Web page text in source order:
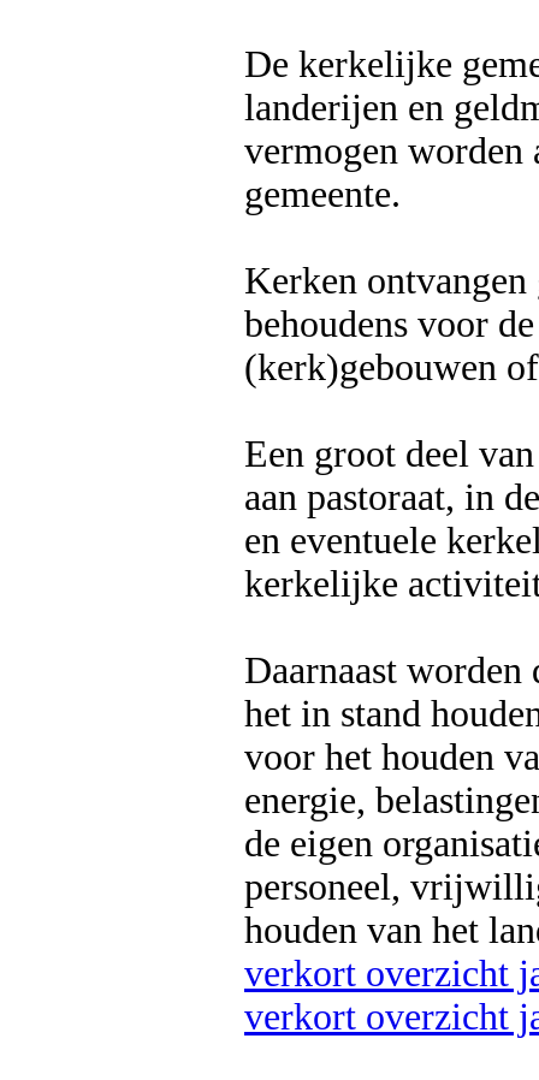
De kerkelijke
landerijen en
vermogen worden
gemeente.
Kerken
behoudens voor
(kerk)gebouwen
Een groot deel
aan pastoraat, in
en eventuele
kerkelijke
Daarnaast worden
het in stand
voor het houden
energie,
de eigen
personeel,
houden van het
verkort overzicht
verkort overzicht